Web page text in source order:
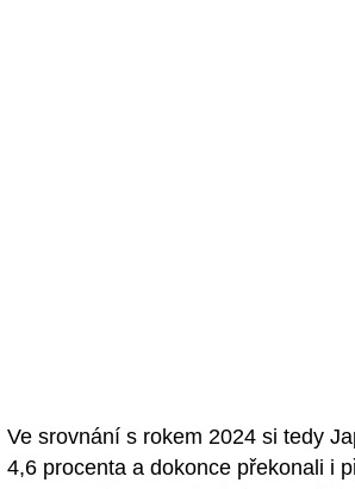
Ve srovnání s rokem 2024 si tedy
4,6 procenta a dokonce překonali i